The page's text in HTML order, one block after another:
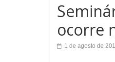
ocorre
1 de agosto de